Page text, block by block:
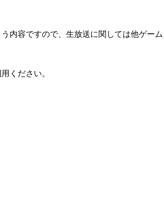
容ですので、生放送に関しては他ゲーム
ください。